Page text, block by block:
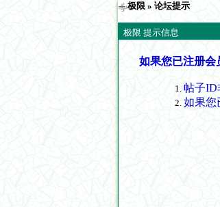
极限 » 论坛提示
极限 提示信息
如果您已注册会
帖子ID
如果您